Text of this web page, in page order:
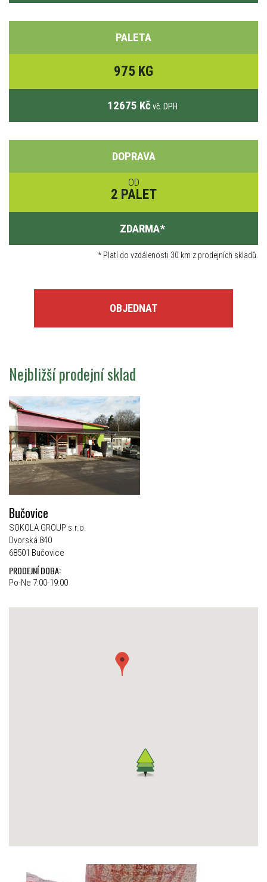
PALETA
975 KG
12675 Kč vč. DPH
DOPRAVA
OD
2 PALET
ZDARMA*
*Platí do vzdálenosti 30 km z prodejních skladů.
OBJEDNAT
Nejbližší prodejní sklad
Bučovice
SOKOLA GROUP s.r.o.
Dvorská 840
68501 Bučovice
PRODEJNÍ DOBA:
Po-Ne 7:00-19:00